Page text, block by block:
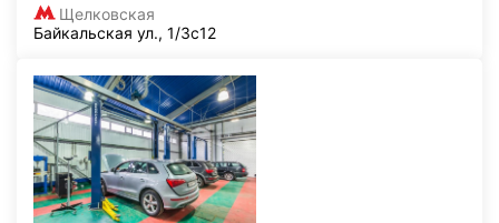
Щелковская
Байкальская ул., 1/3с12